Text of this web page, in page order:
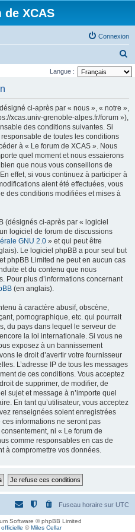
de XCAS
Connexion
e
e
Langue :
ci-après par « nous », « notre »,
xcas.univ-grenoble-alpes.fr/forum »),
des conditions suivantes. Si
de toutes les conditions
à « Le forum de XCAS ». Nous
quel moment et nous essaierons
que nous vous conseillons de
effet, si vous continuez à participer à
aient été effectuées, vous
des conditions modifiées et mises à
(désignés ci-après par « logiciel
logiciel de forum de discussions
GNU 2.0 » et qui peut être
Le logiciel phpBB a pour seul but
phpBB Limited ne peut en aucun cas
et du contenu que nous
Pour plus d’informations concernant
(en anglais).
à caractère abusif, obscène,
pornographique, etc. qui pourrait
du pays dans lequel le serveur de
la loi internationale. Si vous ne
exposez à un bannissement
le droit d’avertir votre fournisseur
L’adresse IP de tous les messages
de ces conditions. Vous acceptez
de supprimer, de modifier, de
sujet et message à n’importe quel
En tant qu’utilisateur, vous acceptez
renseignées soient enregistrées
informations ne seront pas
ni « Le forum de
comme responsables en cas de
à compromettre vos données.
Fuseau horaire sur UTC
Software © phpBB Limited
©Miles Cellar